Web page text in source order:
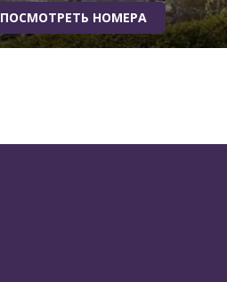
ПОСМОТРЕТЬ НОМЕРА